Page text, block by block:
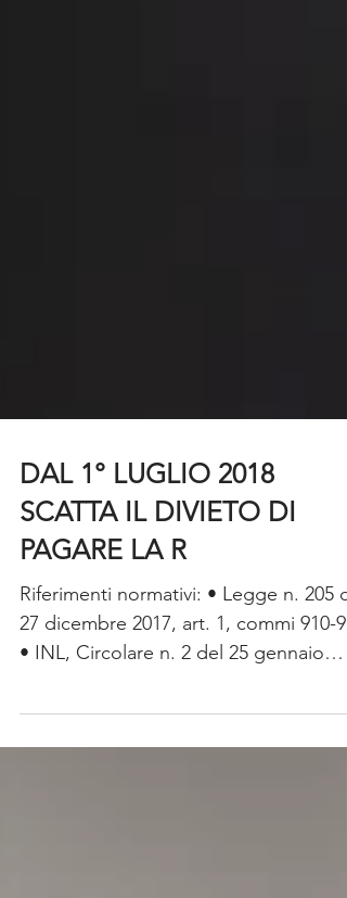
DAL 1° LUGLIO 2018
SCATTA IL DIVIETO DI
PAGARE LA R
Riferimenti normativi: • Legge n. 205
27 dicembre 2017, art. 1, commi 910-
2018 • INL, Nota...